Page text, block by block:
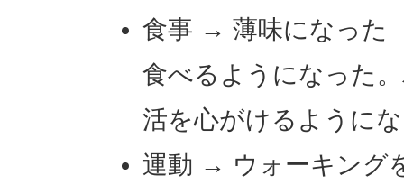
食事 → 薄味になった
食べるようになった
活を心がけるように
運動 → ウォーキング